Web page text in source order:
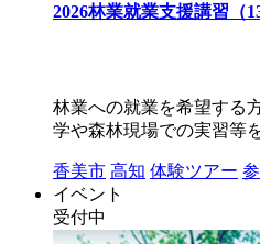
2026林業就業支援講習（
林業への就業を希望する
学や森林現場での実習等
香美市 高知 体験ツアー
イベント
受付中